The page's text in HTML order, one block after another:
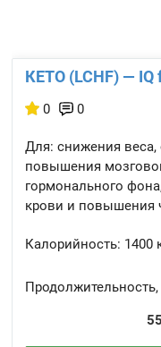
КЕТО (LCHF) — IQ
0 0
Для: снижения
повышения
гормонального
крови и повышения
Калорийность: 1400